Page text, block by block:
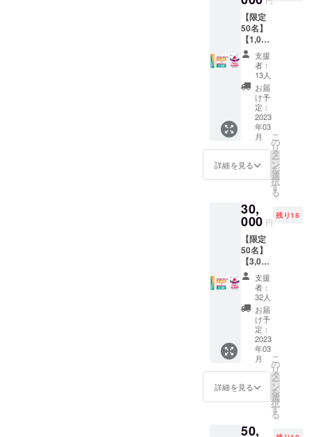
施設で非日
常を味わえ
ます。2023
年3月7日グ
ランドオー
プンです！
【限定
50名】
【1,000
円利用
券が付
いてく
る！】
グラン
ピング
11,000
円利用
券： 金
額
10,000
円 グラ
券1万円
＋館内
利用券
1,000円
付き
カップ
ルや友
人での
ご来場
にオス
スメで
す。 ※
使用期
限：1年
支援
者：
13人
お届
け予
定：
2023
年03
月
詳細を見る
こ
の
リ
タ
ー
ン
を
選
択
す
る
30,
000 円
残り18
【限定
50名】
【3,000
円利用
券が付
いてく
る！】
グラン
ピング
33,000
円利用
券：金
額
30,000
円 グラ
券3万円
支援
者：
32人
お届
け予
定：
2023
年03
月
詳細を見る
こ
の
リ
タ
ー
ン
を
選
択
す
る
50,